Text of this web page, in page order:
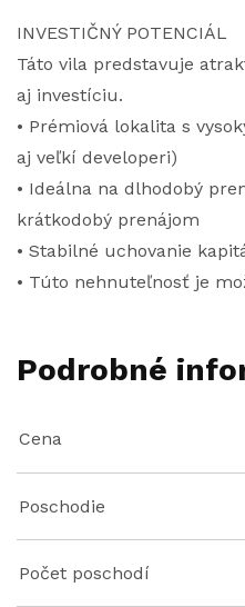
INVESTIČNÝ POTENCIÁL
Táto vila predstavuje
aj investíciu.
• Prémiová lokalita s
aj veľkí developeri)
• Ideálna na dlhodobý
krátkodobý prenájom
• Stabilné uchovanie
• Túto nehnuteľnosť je
Podrobné
Cena
Poschodie
Počet poschodí